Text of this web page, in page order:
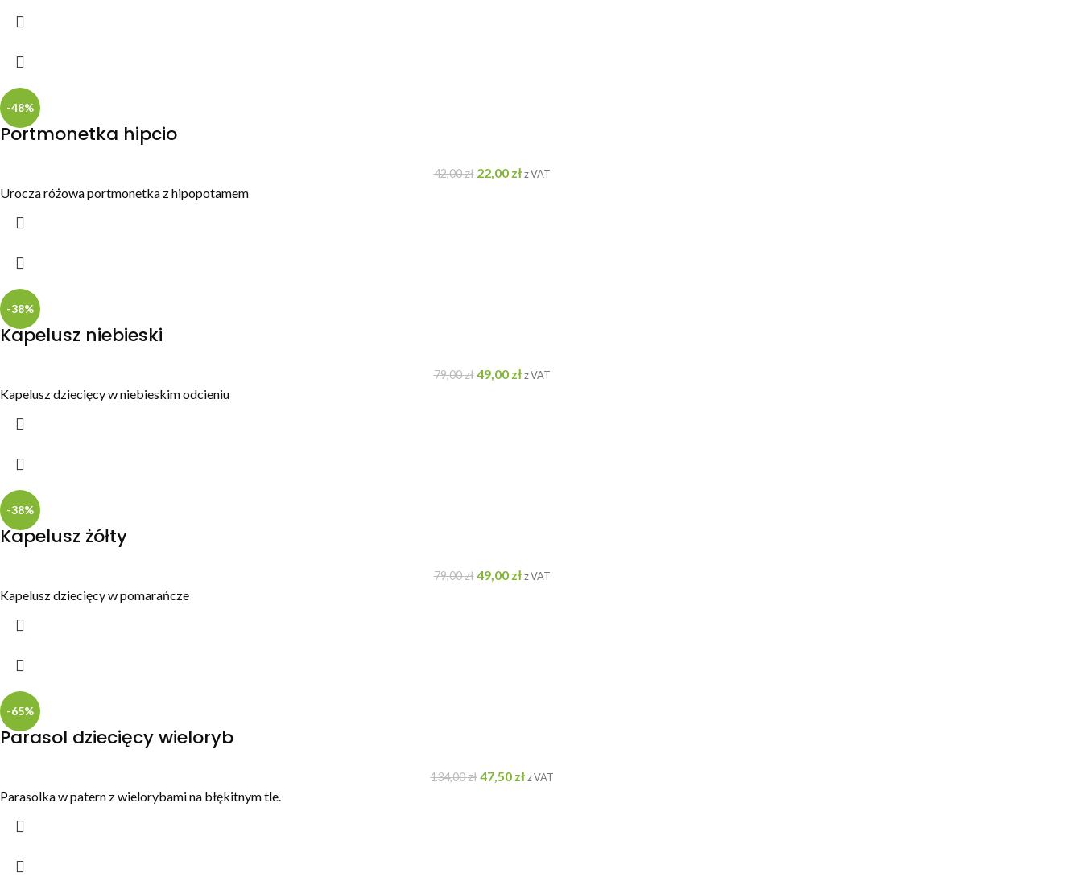
-48%
Portmonetka hipcio
42,00zł 22,00 zł z VAT
Urocza różowa portmonetka z hipopotamem
-38%
Kapelusz niebieski
79,00zł 49,00 zł z VAT
Kapelusz dziecięcy w niebieskim odcieniu
-38%
Kapelusz żółty
79,00zł 49,00 zł z VAT
Kapelusz dziecięcy w pomarańcze
-65%
Parasol dziecięcy wieloryb
134,00zł 47,50 zł z VAT
Parasolka w patern z wielorybami na błękitnym tle.